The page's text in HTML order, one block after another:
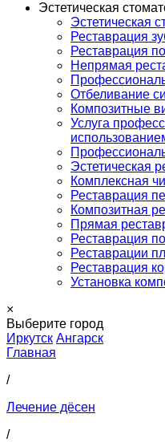
Эстетическая
Эстетическая
Реставрация
Реставрация
Непрямая
Отбеливание
Композитные
Услуга
Эстетическая
Комплексная
Реставрация
Композитная
Прямая
Реставрация
Реставрации
Реставрация
Установка
×
Выберите город
Иркутск Ангарск
Главная
/
Лечение дёсен
/